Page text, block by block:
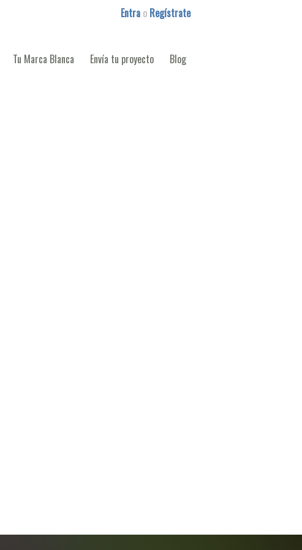
Entra o Regístrate
Tu Marca Blanca Envía tu proyecto Blog